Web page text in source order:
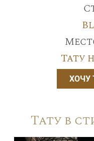
Тату
ХОЧУ
Тату в